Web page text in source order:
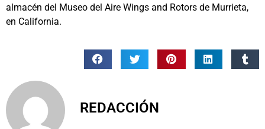
almacén del Museo del Aire Wings and Rotors de Murrieta,
en California.
REDACCIÓN